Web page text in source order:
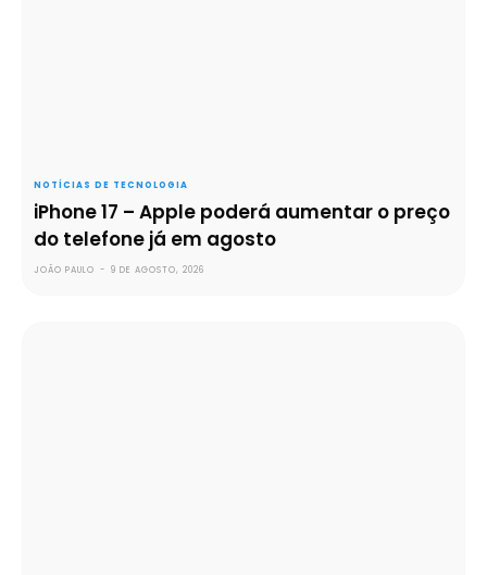
NOTÍCIAS DE TECNOLOGIA
iPhone 17 – Apple poderá aumentar o preço
do telefone já em agosto
JOÃO PAULO - 9 DE AGOSTO, 2026